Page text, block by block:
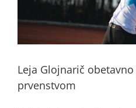
Leja Glojnarič
prvenstvom